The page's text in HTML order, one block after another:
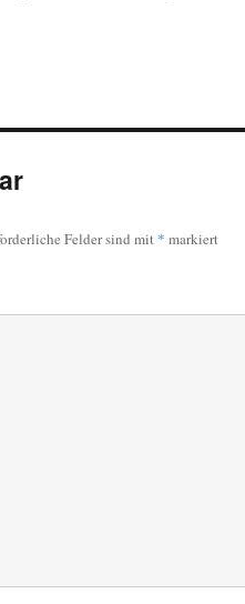
Felder sind mit * markiert